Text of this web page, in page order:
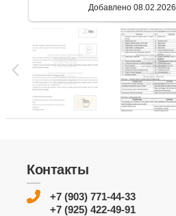
Добавлено 08.02.2026
Контакты
+7 (903) 771-44-33
+7 (925) 422-49-91